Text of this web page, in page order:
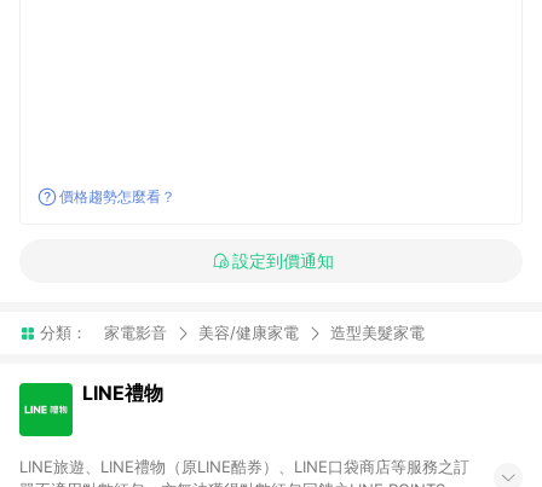
價格趨勢怎麼看？
設定到價通知
分類： 家電影音 美容/健康家電 造型美髮家電
LINE禮物
LINE旅遊、LINE禮物（原LINE酷券）、LINE口袋商店等服務之訂